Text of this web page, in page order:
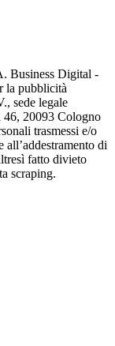
Business Digital -
la pubblicità
sede legale
46, 20093 Cologno
trasmessi e/o
di
fatto divieto
scraping.